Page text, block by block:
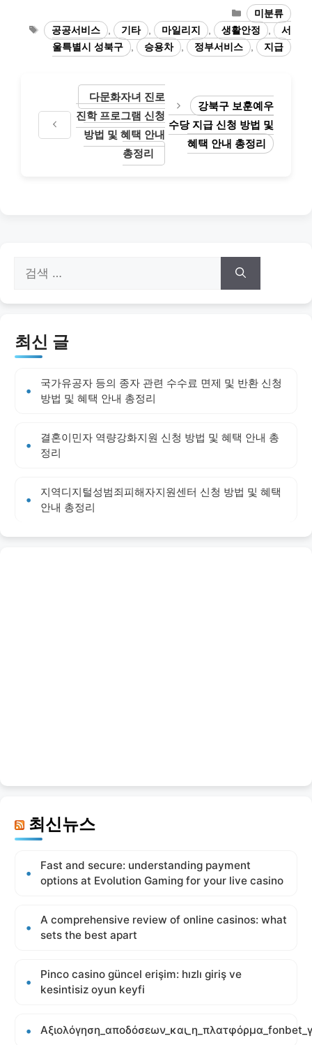
카
테
고
리
미분류
태
그
공공서비스 기타 마일리지 생활안정
서
울특별시 성북구
승용차 정부서비스 지급
다문화자녀 진로
진학 프로그램 신청
방법 및 혜택 안내
총정리
강북구 보훈예우
수당 지급 신청 방법 및
혜택 안내 총정리
색:
최신 글
국가유공자 등의 종자 관련 수수료 면제 및 반환 신청
방법 및 혜택 안내 총정리
결혼이민자 역량강화지원 신청 방법 및 혜택 안내 총
정리
지역디지털성범죄피해자지원센터 신청 방법 및 혜택
안내 총정리
최신뉴스
Fast and secure: understanding payment
options at Evolution Gaming for your live casino
A comprehensive review of online casinos: what
sets the best apart
Pinco casino güncel erişim: hızlı giriş ve
kesintisiz oyun keyfi